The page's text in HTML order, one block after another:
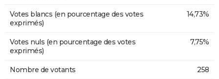
Votes blancs (en pourcentage des votes
exprimés)
14,73%
Votes nuls (en pourcentage des votes
exprimés)
7,75%
Nombre de votants 258